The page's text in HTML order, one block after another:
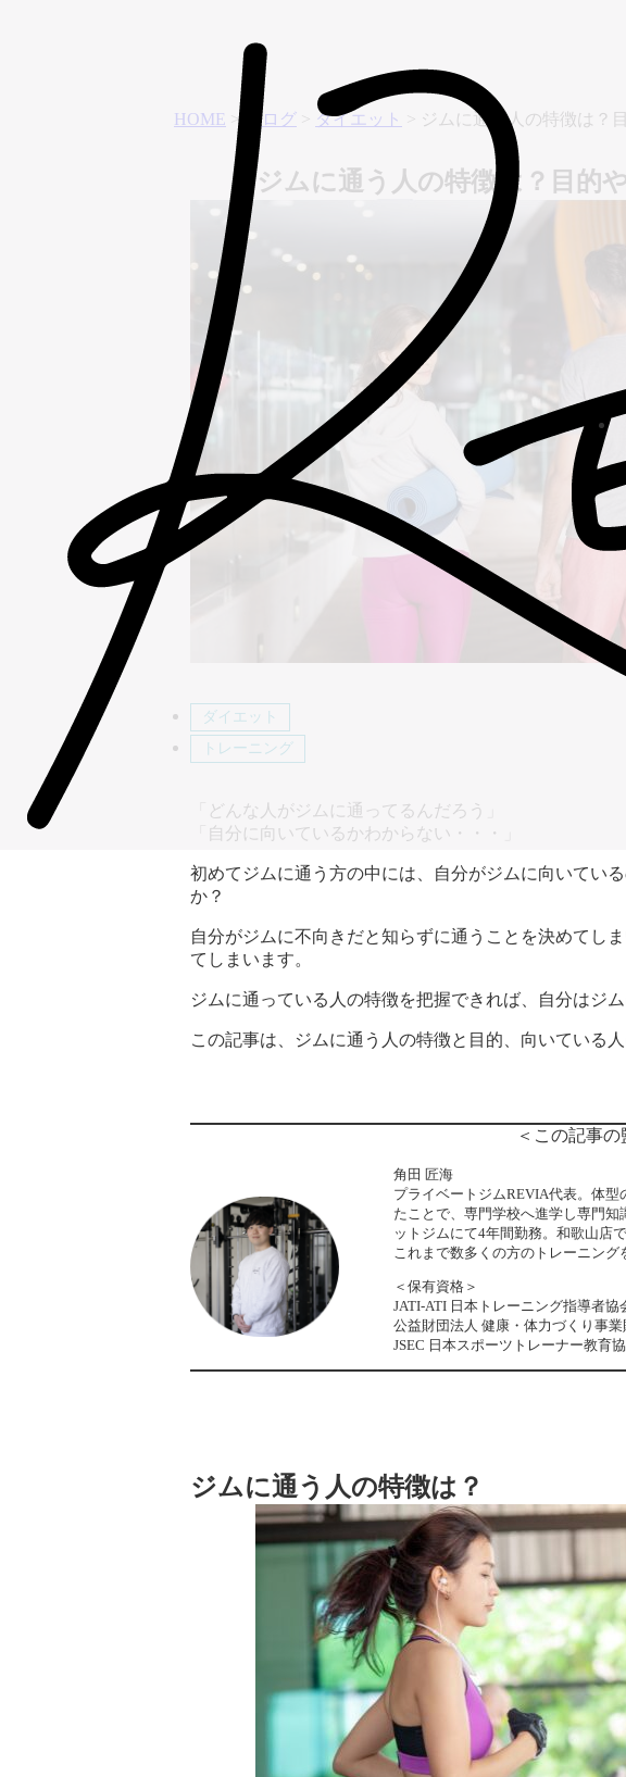
HOME > ブログ > ダイエット > ジムに通う人の特徴は？
ジムに通う人の特徴は？目的
ダイエット
トレーニング
「どんな人がジムに通ってるんだろう」
「自分に向いているかわからない・・・」
初めてジムに通う方の中には、自分がジムに向いてい
か？
自分がジムに不向きだと知らずに通うことを決めてし
てしまいます。
ジムに通っている人の特徴を把握できれば、自分はジ
この記事は、ジムに通う人の特徴と目的、向いている
＜この記事の
角田 匠海
プライベートジムREVIA代表。体
たことで、専門学校へ進学し専門
ットジムにて4年間勤務。和歌山店
これまで数多くの方のトレーニング
＜保有資格＞
JATI-ATI 日本トレーニング指導者
公益財団法人 健康・体力づくり事
JSEC 日本スポーツトレーナー教育
ジムに通う人の特徴は？